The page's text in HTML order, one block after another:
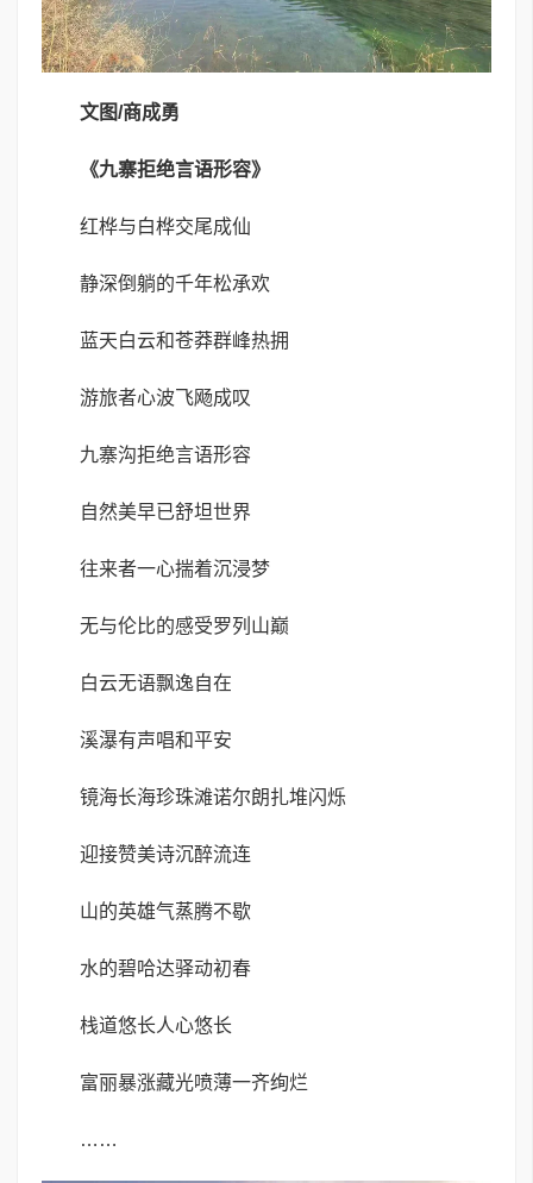
文图/商成勇
《九寨拒绝言语形容》
红桦与白桦交尾成仙
静深倒躺的千年松承欢
蓝天白云和苍莽群峰热拥
游旅者心波飞飏成叹
九寨沟拒绝言语形容
自然美早已舒坦世界
往来者一心揣着沉浸梦
无与伦比的感受罗列山巅
白云无语飘逸自在
溪瀑有声唱和平安
镜海长海珍珠滩诺尔朗扎堆闪烁
迎接赞美诗沉醉流连
山的英雄气蒸腾不歇
水的碧哈达驿动初春
栈道悠长人心悠长
富丽暴涨藏光喷薄一齐绚烂
……